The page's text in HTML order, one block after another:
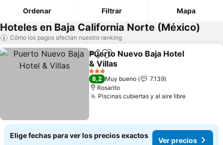
Ordenar Filtrar Mapa
Hoteles en Baja California Norte (México)
Cómo los pagos afectan nuestro ranking
CompartirAgregar a favoritos
Puerto Nuevo Baja Hotel
& Villas
Ver precios
3 Estrellas
8,2 Muy bueno
7.139
Rosarito
Piscinas cubiertas y al aire libreVer
Elige fechas para ver los precios exactos
Ver precios